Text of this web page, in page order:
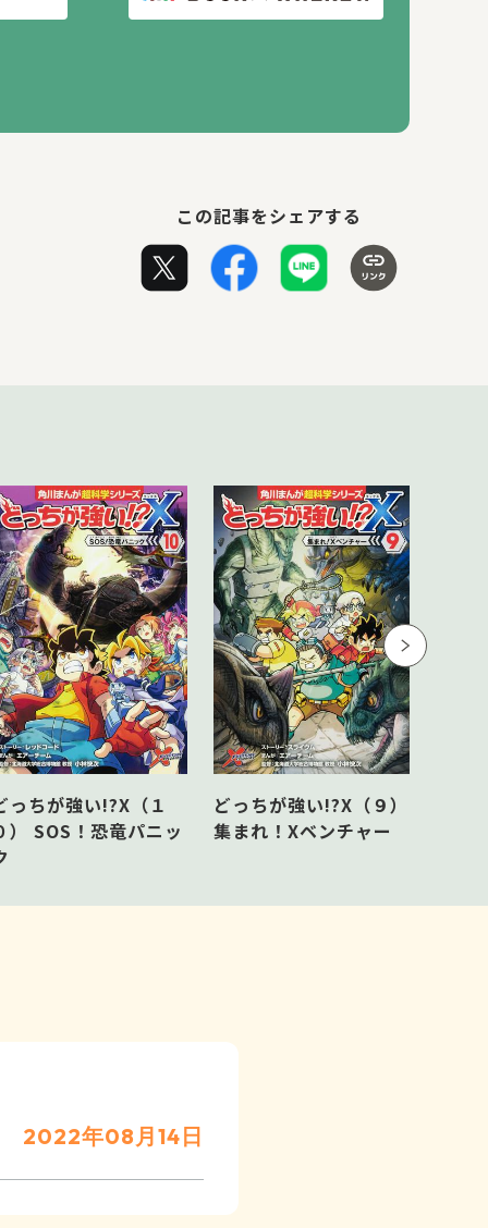
この記事をシェアする
っちが強い!?X（１
） SOS！恐竜パニッ
どっちが強い!?X（９）
集まれ！Xベンチャー
2022年08月14日